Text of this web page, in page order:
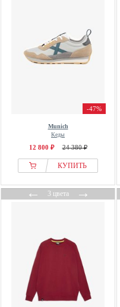
-47%
Munich
Кеды
12 800 ₽ 24 380 ₽
КУПИТЬ
←3 цвета→